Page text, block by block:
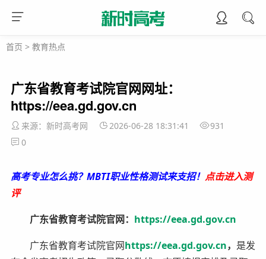
首页 > 教育热点
广东省教育考试院官网网址：
https://eea.gd.gov.cn
来源：新时高考网 2026-06-28 18:31:41
931
0
高考专业怎么挑？MBTI职业性格测试来支招！ 点击进入测
评
广东省教育考试院官网： https://eea.gd.gov.cn
广东省教育考试院官网https://eea.gd.gov.cn， 是发